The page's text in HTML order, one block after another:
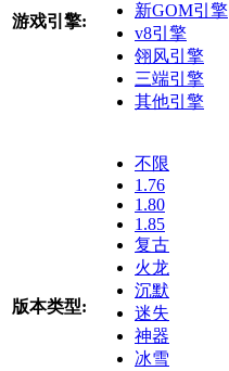
游戏引擎:
新GOM引擎
v8引擎
翎风引擎
三端引擎
其他引擎
版本类型:
不限
1.76
1.80
1.85
复古
火龙
沉默
迷失
神器
冰雪